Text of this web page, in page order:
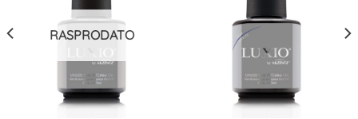
RASPRODATO